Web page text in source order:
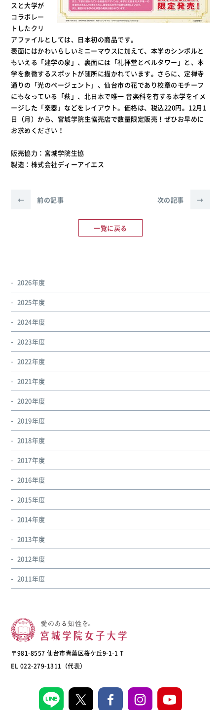
スと大学が
コラボレー
トしたクリ
アファイルとしては、日本初の商品です。
表面にはかわいらしいミニーマウスに加えて、本学のシンボルと
もいえる「建学の泉」、裏面には「礼拝堂とベルタワー」と、本
学を象徴するスポットが随所に描かれています。さらに、定禅寺
通りの「光のページェント」、仙台市の花であり校章のモチーフ
にもなっている「萩」、北日本で唯一 音楽科を有する本学をイメ
ージした「楽器」などをレイアウト。価格は、税込220円。12月1
日（月）から、宮城学院生協売店で数量限定販売！ぜひお早めに
お求めください！
販売協力：宮城学院生協
製造：株式会社ディーアイエス
← 前の記事
一覧に戻る
次の記事 →
2026年度
2025年度
2024年度
2023年度
2022年度
2021年度
2020年度
2019年度
2018年度
2017年度
2016年度
2015年度
2014年度
2013年度
2012年度
2011年度
〒981-8557 仙台市青葉区桜ケ丘9-1-1 T
EL 022-279-1311（代表）